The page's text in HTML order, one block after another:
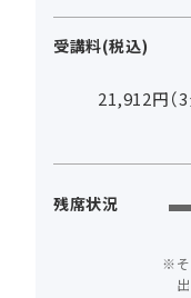
受講料(税込)
21,912円（
残席状況